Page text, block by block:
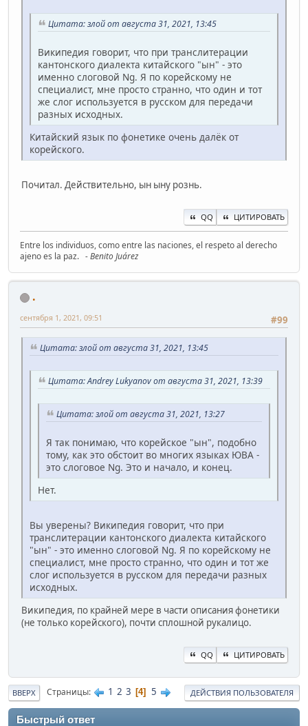
Цитата: злой от августа 31, 2021, 13:45
Википедия говорит, что при транслитерации
кантонского диалекта китайского "ын" - это
именно слоговой Ng. Я по корейскому не
специалист, мне просто странно, что один и тот
же слог используется в русском для передачи
разных исходных.
Китайский язык по фонетике очень далёк от
корейского.
Почитал. Действительно, ын ыну рознь.
QQ ЦИТИРОВАТЬ
Entre los individuos, como entre las naciones, el respeto al derecho
ajeno es la paz. - Benito Juárez
.
#99
сентября 1, 2021, 09:51
Цитата: злой от августа 31, 2021, 13:45
Цитата: Andrey Lukyanov от августа 31, 2021, 13:39
Цитата: злой от августа 31, 2021, 13:27
Я так понимаю, что корейское "ын", подобно
тому, как это обстоит во многих языках ЮВА -
это слоговое Ng. Это и начало, и конец.
Нет.
Вы уверены? Википедия говорит, что при
транслитерации кантонского диалекта китайского
"ын" - это именно слоговой Ng. Я по корейскому не
специалист, мне просто странно, что один и тот же
слог используется в русском для передачи разных
исходных.
Википедия, по крайней мере в части описания фонетики
(не только корейского), почти сплошной рукалицо.
QQ ЦИТИРОВАТЬ
ВВЕРХ Страницы 1 2 3 4 5 ДЕЙСТВИЯ ПОЛЬЗОВАТЕЛЯ
Быстрый ответ